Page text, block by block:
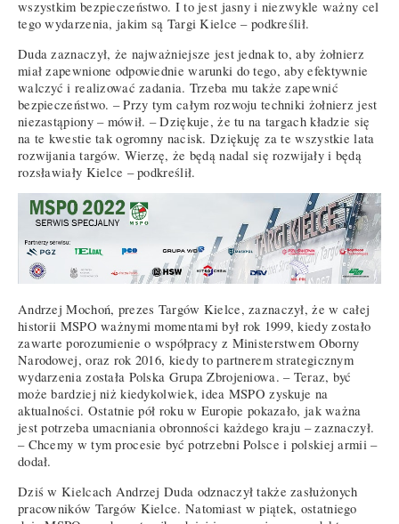
wszystkim bezpieczeństwo. I to jest jasny i niezwykle ważny cel
tego wydarzenia, jakim są Targi Kielce – podkreślił.
Duda zaznaczył, że najważniejsze jest jednak to, aby żołnierz
miał zapewnione odpowiednie warunki do tego, aby efektywnie
walczyć i realizować zadania. Trzeba mu także zapewnić
bezpieczeństwo. – Przy tym całym rozwoju techniki żołnierz jest
niezastąpiony – mówił. – Dziękuje, że tu na targach kładzie się
na te kwestie tak ogromny nacisk. Dziękuję za te wszystkie lata
rozwijania targów. Wierzę, że będą nadal się rozwijały i będą
rozsławiały Kielce – podkreślił.
Andrzej Mochoń, prezes Targów Kielce, zaznaczył, że w całej
historii MSPO ważnymi momentami był rok 1999, kiedy zostało
zawarte porozumienie o współpracy z Ministerstwem Oborny
Narodowej, oraz rok 2016, kiedy to partnerem strategicznym
wydarzenia została Polska Grupa Zbrojeniowa. – Teraz, być
może bardziej niż kiedykolwiek, idea MSPO zyskuje na
aktualności. Ostatnie pół roku w Europie pokazało, jak ważna
jest potrzeba umacniania obronności każdego kraju – zaznaczył.
– Chcemy w tym procesie być potrzebni Polsce i polskiej armii –
dodał.
Dziś w Kielcach Andrzej Duda odznaczył także zasłużonych
pracowników Targów Kielce. Natomiast w piątek, ostatniego